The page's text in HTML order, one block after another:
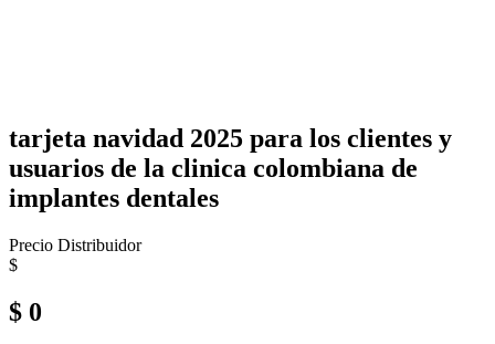
tarjeta navidad 2025 para los clientes y
usuarios de la clinica colombiana de
implantes dentales
Precio Distribuidor
$
$ 0